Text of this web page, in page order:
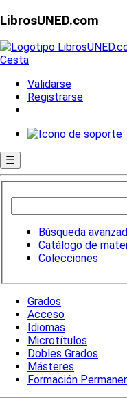
LibrosUNED.com
Cesta
Validarse
Registrarse
☰
Búsqueda
Catálogo de
Colecciones
Grados
Acceso
Idiomas
Microtítulos
Dobles Grados
Másteres
Formación